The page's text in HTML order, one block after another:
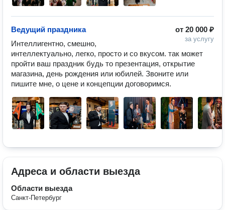
от 20 000 ₽
за услугу
Ведущий праздника
Интеллигентно, смешно,
интеллектуально, легко, просто и со вкусом. так может
пройти ваш праздник будь то презентация, открытие
магазина, день рождения или юбилей. Звоните или
пишите мне, о цене и концепции договоримся.
Адреса и области выезда
Области выезда
Санкт-Петербург